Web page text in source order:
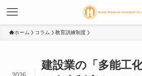
ホーム コラム 教育訓練制度
建設業の「多能工